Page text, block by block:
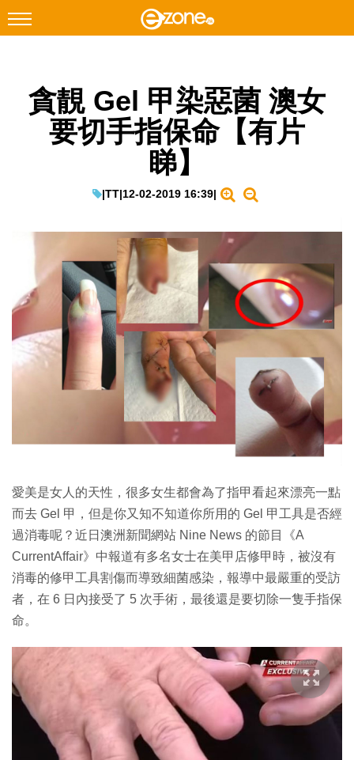
Facebook Instagram
科技焦點
IT Times
生成式AI與雲端應用
Enterprise Digital Transformation
特集
貪靚 Gel 甲染惡菌 澳女
要切手指保命【有片
睇】
|TT|12-02-2019 16:39|
愛美是女人的天性，很多女生都會為了指甲看起來漂亮一點
而去 Gel 甲，但是你又知不知道你所用的 Gel 甲工具是否經
過消毒呢？近日澳洲新聞網站 Nine News 的節目《A
CurrentAffair》中報道有多名女士在美甲店修甲時，被沒有
消毒的修甲工具割傷而導致細菌感染，報導中最嚴重的受訪
者，在 6 日內接受了 5 次手術，最後還是要切除一隻手指保
命。